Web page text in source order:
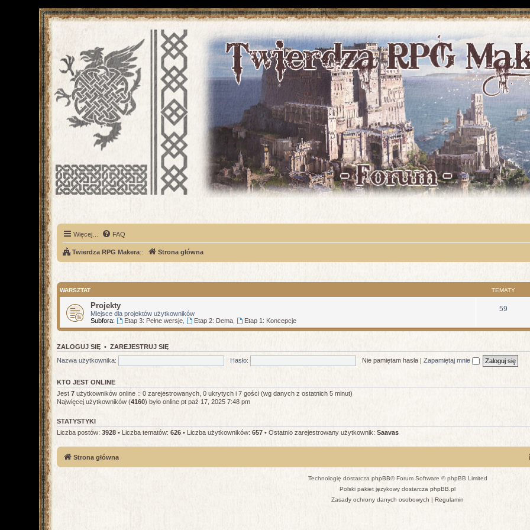
Więcej… FAQ
Twierdza RPG Makera:: Strona główna
WARSZTAT TEMATY
Projekty
Miejsce dla projektów użytkowników
Subfora:
Etap 3: Pełne wersje, Etap 2: Dema, Etap 1: Koncepcje
59
ZALOGUJ SIĘ • ZAREJESTRUJ SIĘ
Nazwa użytkownika:
Hasło: Nie pamiętam hasła | Zapamiętaj mnie
KTO JEST ONLINE
Jest 7 użytkowników online :: 0 zarejestrowanych, 0 ukrytych i 7 gości (wg danych z ostatnich 5 minut)
Najwięcej użytkowników (4160) było online pt paź 17, 2025 7:48 pm
STATYSTYKI
Liczba postów: 3928 • Liczba tematów: 626 • Liczba użytkowników: 657 • Ostatnio zarejestrowany użytkownik: Saavas
Strona główna
Technologię dostarcza phpBB® Forum Software © phpBB Limited
Polski pakiet językowy dostarcza phpBB.pl
Zasady ochrony danych osobowych | Regulamin